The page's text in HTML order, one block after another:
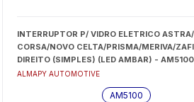
INTERRUPTOR P/ VIDRO ELETRICO
CORSA/NOVO CELTA/PRISMA/MERIVA/
DIREITO (SIMPLES) (LED AMBAR) - AM5100
ALMAPY AUTOMOTIVE
AM5100